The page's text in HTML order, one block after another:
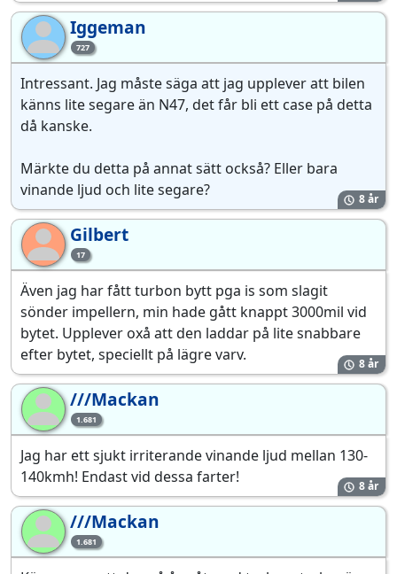
Ig 727
Iggeman
Intressant. Jag måste säga att jag upplever att bilen
känns lite segare än N47, det får bli ett case på detta
då kanske.
Märkte du detta på annat sätt också? Eller bara
vinande ljud och lite segare?
8 år
Gi 17
Gilbert
Även jag har fått turbon bytt pga is som slagit
sönder impellern, min hade gått knappt 3000mil vid
bytet. Upplever oxå att den laddar på lite snabbare
efter bytet, speciellt på lägre varv.
8 år
// 1.681
///Mackan
Jag har ett sjukt irriterande vinande ljud mellan 130-
140kmh! Endast vid dessa farter!
8 år
// 1.681
///Mackan